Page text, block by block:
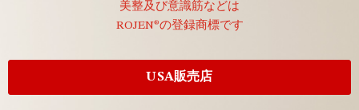
美整及び意識筋などは
ROJEN®の登録商標です
USA販売店